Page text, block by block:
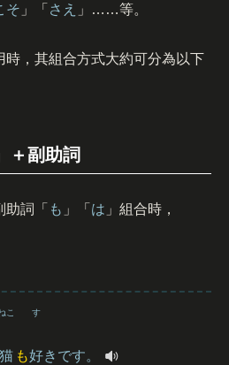
そ 」「 さえ 」……等。
時，其組合方式大約可分為以下
＋副助詞
助詞「 も 」「 は 」組合時，
猫
こ
も好
す
きです。